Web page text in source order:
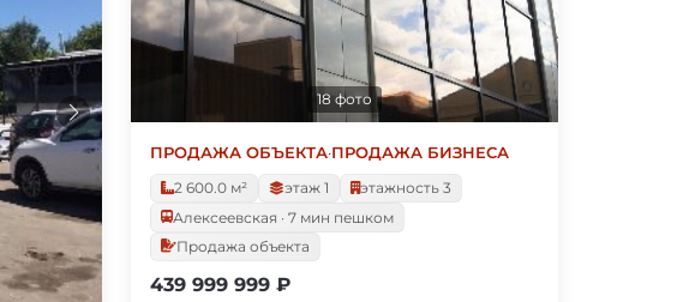
18 фото
ПРОДАЖА ОБЪЕКТА·ПРОДАЖА БИЗНЕСА
2 600.0 м²
этаж 1
этажность 3
Алексеевская · 7 мин пешком
Продажа объекта
439 999 999 ₽